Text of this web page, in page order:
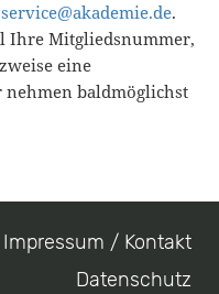
service@akademie.de.
Ihre Mitgliedsnummer,
eine
baldmöglichst
Impressum / Kontakt
Datenschutz